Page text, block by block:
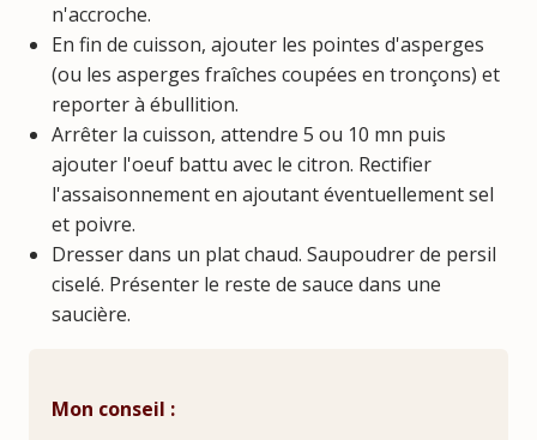
n'accroche.
En fin de cuisson, ajouter les pointes d'asperges
(ou les asperges fraîches coupées en tronçons) et
reporter à ébullition.
Arrêter la cuisson, attendre 5 ou 10 mn puis
ajouter l'oeuf battu avec le citron. Rectifier
l'assaisonnement en ajoutant éventuellement sel
et poivre.
Dresser dans un plat chaud. Saupoudrer de persil
ciselé. Présenter le reste de sauce dans une
saucière.
Mon conseil :